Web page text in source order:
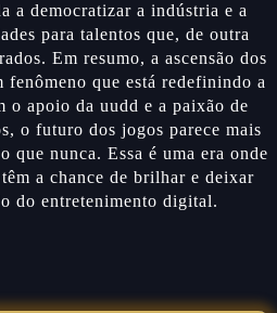
a democratizar a indústria e a
para talentos que, de outra
Em resumo, a ascensão dos
fenômeno que está redefinindo a
o apoio da uudd e a paixão de
o futuro dos jogos parece mais
que nunca. Essa é uma era onde
a chance de brilhar e deixar
do entretenimento digital.